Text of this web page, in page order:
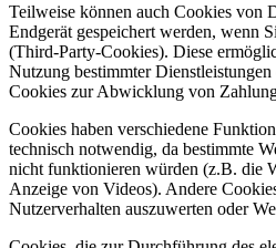
Teilweise können auch Cookies von
Endgerät gespeichert werden, wenn
(Third-Party-Cookies). Diese
Nutzung bestimmter
Cookies zur Abwicklung von
Cookies haben verschiedene
technisch notwendig, da bestimmte
nicht funktionieren würden (z.B. die
Anzeige von Videos). Andere
Nutzerverhalten auszuwerten oder